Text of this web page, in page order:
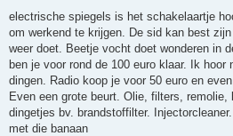
r
c
h
electrische spiegels is het schakelaartje
om werkend te krijgen. De sid kan best
weer doet. Beetje vocht doet wonderen in
ben je voor rond de 100 euro klaar. Ik hoor
dingen. Radio koop je voor 50 euro en
Even een grote beurt. Olie, filters, remolie,
dingetjes bv. brandstoffilter.
met die banaan